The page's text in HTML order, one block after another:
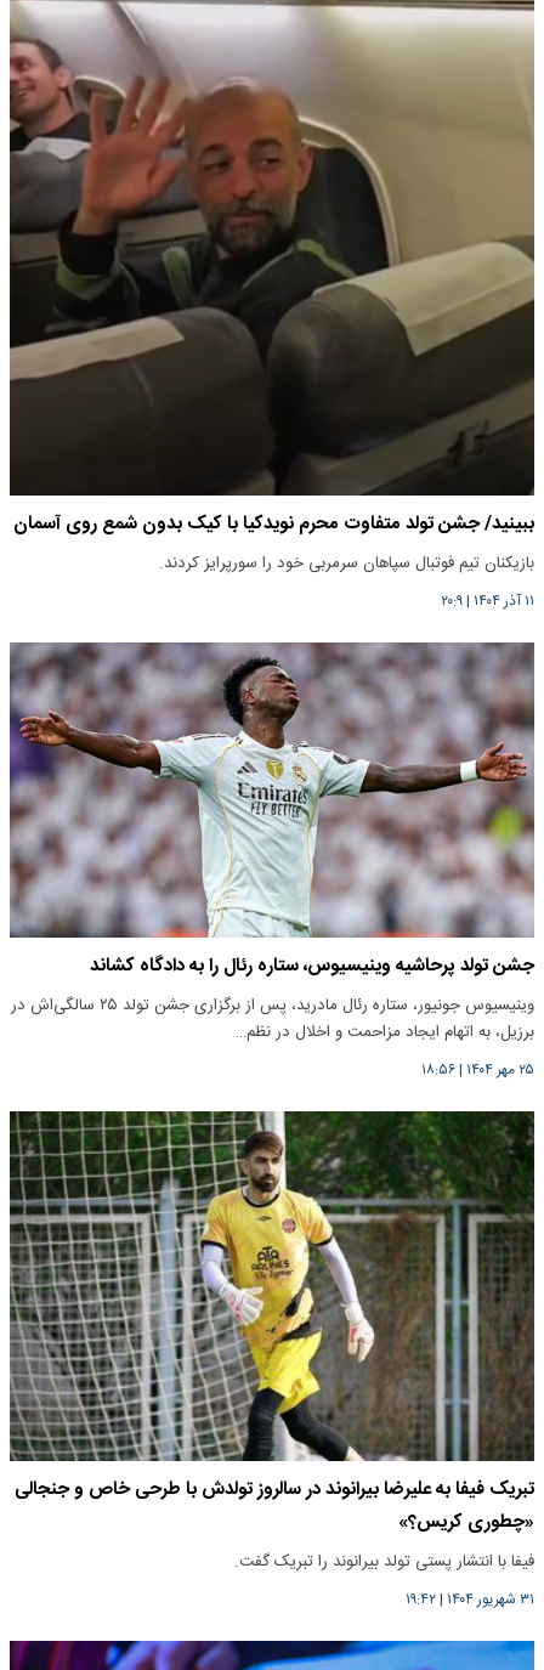
ببینید/ جشن تولد متفاوت محرم نویدکیا با کیک بدون شمع روی آسمان
بازیکنان تیم فوتبال سپاهان سرمربی خود را سورپرایز کردند.
۱۱ آذر ۱۴۰۴ |۲۰:۹
جشن تولد پرحاشیه وینیسیوس، ستاره رئال را به دادگاه کشاند
وینیسیوس جونیور، ستاره رئال مادرید، پس از برگزاری جشن تولد ۲۵ سالگی‌اش در
برزیل، به اتهام ایجاد مزاحمت و اخلال در نظم…
۲۵ مهر ۱۴۰۴ |۱۸:۵۶
تبریک فیفا به علیرضا بیرانوند در سالروز تولدش با طرحی خاص و جنجالی
«چطوری کریس؟»
فیفا با انتشار پستی تولد بیرانوند را تبریک گفت.
۳۱ شهریور ۱۴۰۴ |۱۹:۴۲